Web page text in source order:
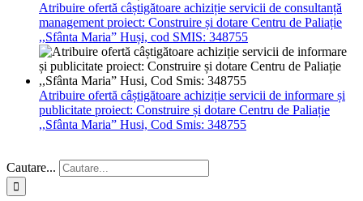
Atribuire ofertă câștigătoare achiziție servicii de consultanță
management proiect: Construire și dotare Centru de Paliație
,,Sfânta Maria” Huși, cod SMIS: 348755
Atribuire ofertă câștigătoare achiziție servicii de informare și
publicitate proiect: Construire și dotare Centru de Paliație
,,Sfânta Maria” Husi, Cod Smis: 348755
Cautare...